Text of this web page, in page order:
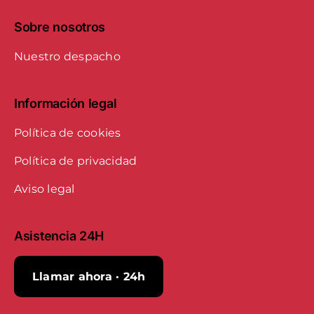
Sobre nosotros
Nuestro despacho
Información legal
Política de cookies
Política de privacidad
Aviso legal
Asistencia 24H
Llamar ahora · 24h